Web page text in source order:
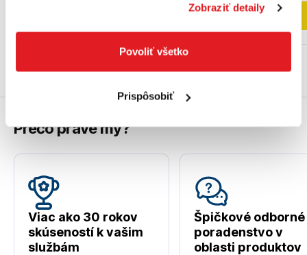
Zobraziť detaily
Povoliť všetko
Prispôsobiť
Do košíka
Prečo práve my?
Viac ako 30 rokov
skúseností k vašim
službám
Špičkové odborné
poradenstvo v
oblasti produktov